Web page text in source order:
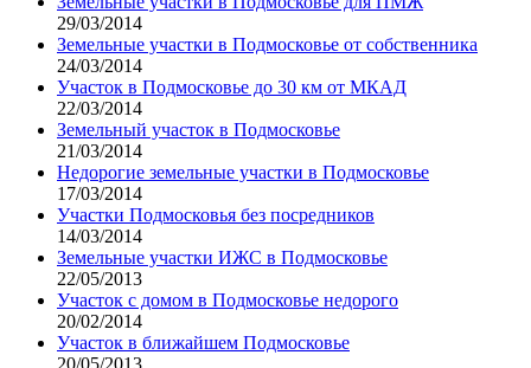
29/03/2014
Земельные участки в Подмосковье от собственника
24/03/2014
Участок в Подмосковье до 30 км от МКАД
22/03/2014
Земельный участок в Подмосковье
21/03/2014
Недорогие земельные участки в Подмосковье
17/03/2014
Участки Подмосковья без посредников
14/03/2014
Земельные участки ИЖС в Подмосковье
22/05/2013
Участок с домом в Подмосковье недорого
20/02/2014
Участок в ближайшем Подмосковье
20/05/2013